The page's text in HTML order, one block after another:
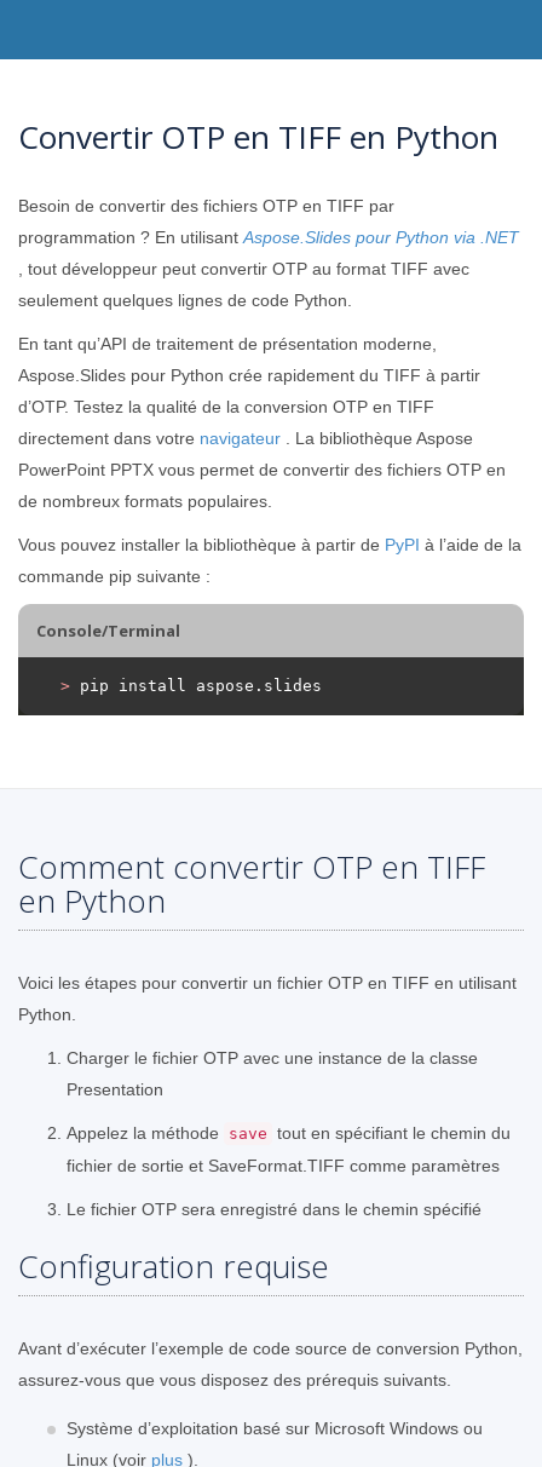
Convertir OTP en TIFF en Python
Besoin de convertir des fichiers OTP en TIFF par
programmation ? En utilisant Aspose.Slides pour Python via .NET
, tout développeur peut convertir OTP au format TIFF avec
seulement quelques lignes de code Python.
En tant qu’API de traitement de présentation moderne,
Aspose.Slides pour Python crée rapidement du TIFF à partir
d’OTP. Testez la qualité de la conversion OTP en TIFF
directement dans votre navigateur . La bibliothèque Aspose
PowerPoint PPTX vous permet de convertir des fichiers OTP en
de nombreux formats populaires.
Vous pouvez installer la bibliothèque à partir de PyPI à l’aide de la
commande pip suivante :
Console/Terminal
> pip install aspose.slides
Comment convertir OTP en TIFF
en Python
Voici les étapes pour convertir un fichier OTP en TIFF en utilisant
Python.
Charger le fichier OTP avec une instance de la classe
Presentation
Appelez la méthode save tout en spécifiant le chemin du
fichier de sortie et SaveFormat.TIFF comme paramètres
Le fichier OTP sera enregistré dans le chemin spécifié
Configuration requise
Avant d’exécuter l’exemple de code source de conversion Python,
assurez-vous que vous disposez des prérequis suivants.
Système d’exploitation basé sur Microsoft Windows ou
Linux (voir plus ).